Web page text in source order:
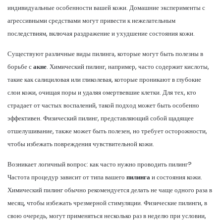
индивидуальные особенности вашей кожи. Домашние эксперименты с
агрессивными средствами могут привести к нежелательным
последствиям, включая раздражение и ухудшение состояния кожи.
Существуют различные виды пилинга, которые могут быть полезны в
борьбе сакне. Химический пилинг, например, часто содержит кислоты,
такие как салициловая или гликолевая, которые проникают в глубокие
слои кожи, очищая поры и удаляя омертвевшие клетки. Для тех, кто
страдает от частых воспалений, такой подход может быть особенно
эффективен. Физический пилинг, представляющий собой щадящее
отшелушивание, также может быть полезен, но требует осторожности,
чтобы избежать повреждения чувствительной кожи.
Возникает логичный вопрос: как часто нужно проводить пилинг?
Частота процедур зависит от типа вашего пилингаи состояния кожи.
Химический пилинг обычно рекомендуется делать не чаще одного раза в
месяц, чтобы избежать чрезмерной стимуляции. Физические пилинги, в
свою очередь, могут применяться несколько раз в неделю при условии,